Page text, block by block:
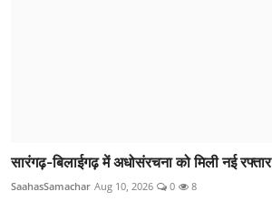
सारंगढ़-बिलाईगढ़ में अधोसंरचना को मिली नई रफ्तार
SaahasSamachar Aug 10, 2026 0 8